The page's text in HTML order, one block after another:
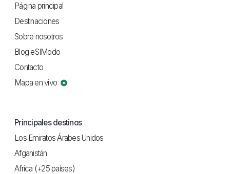
Página principal
Destinaciones
Sobre nosotros
Blog eSIModo
Contacto
Mapa en vivo
Principales destinos
Los Emiratos Árabes Unidos
Afganistán
Africa (+25 países)